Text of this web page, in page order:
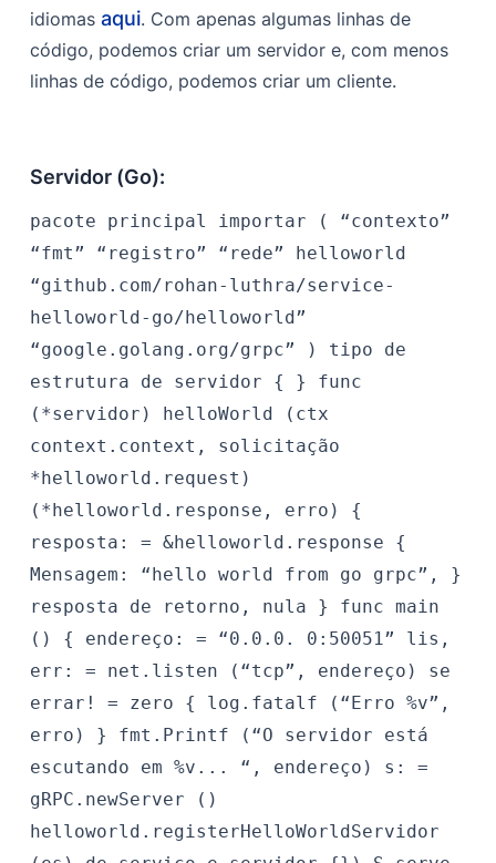
idiomasaqui. Com apenas algumas linhas de
código, podemos criar um servidor e, com menos
linhas de código, podemos criar um cliente.
Servidor (Go):
pacote principal importar ( “contexto”
“fmt” “registro” “rede” helloworld
“github.com/rohan-luthra/service-
helloworld-go/helloworld”
“google.golang.org/grpc” ) tipo de
estrutura de servidor { } func
(*servidor) helloWorld (ctx
context.context, solicitação
*helloworld.request)
(*helloworld.response, erro) {
resposta: = &helloworld.response {
Mensagem: “hello world from go grpc”, }
resposta de retorno, nula } func main
() { endereço: = “0.0.0. 0:50051” lis,
err: = net.listen (“tcp”, endereço) se
errar! = zero { log.fatalf (“Erro %v”,
erro) } fmt.Printf (“O servidor está
escutando em %v... “, endereço) s: =
gRPC.newServer ()
helloworld.registerHelloWorldServidor